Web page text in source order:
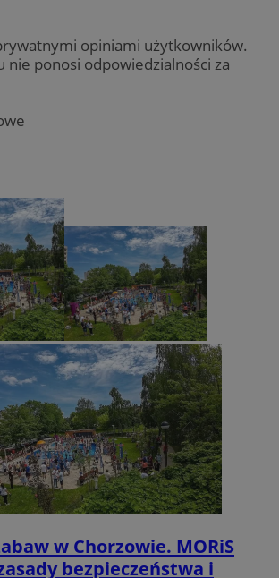
opiniami użytkowników.
nie ponosi odpowiedzialności za
w Chorzowie. MORiS
bezpieczeństwa i